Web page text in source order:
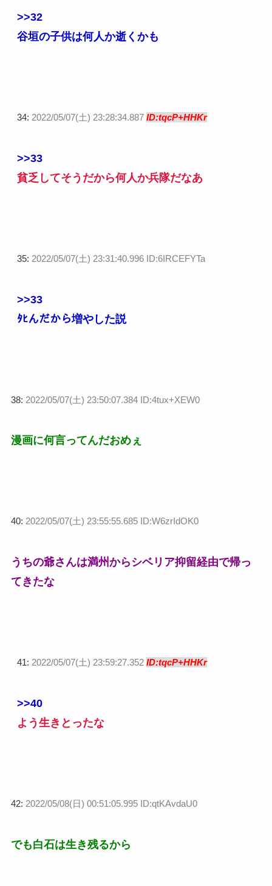
>>32
谷垣の子供は何人か逝くかも
34: 2022/05/07(土) 23:28:34.887 ID:tqcP+HHKr
>>33
貧乏してそうだから何人か兵隊だなあ
35: 2022/05/07(土) 23:31:40.996 ID:6IRCEFYTa
>>33
ﾀﾋんだから増やした説
38: 2022/05/07(土) 23:50:07.384 ID:4tux+XEW0
漫画に何言ってんだおめぇ
40: 2022/05/07(土) 23:55:55.685 ID:W6zrIdOK0
うちの爺さんは満州からシベリア抑留経由で帰っ
てきたな
41: 2022/05/07(土) 23:59:27.352 ID:tqcP+HHKr
>>40
よう生きとったな
42: 2022/05/08(日) 00:51:05.995 ID:qtKAvdaU0
でも白石は生き残るから